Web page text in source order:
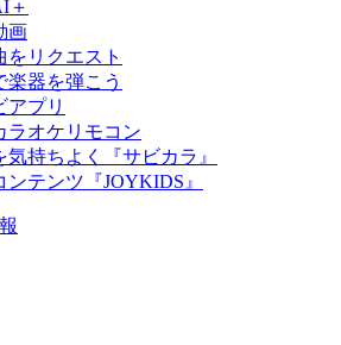
＋
画
をリクエスト
楽器を弾こう
アプリ
ラオケリモコン
気持ちよく『サビカラ』
テンツ『JOYKIDS』